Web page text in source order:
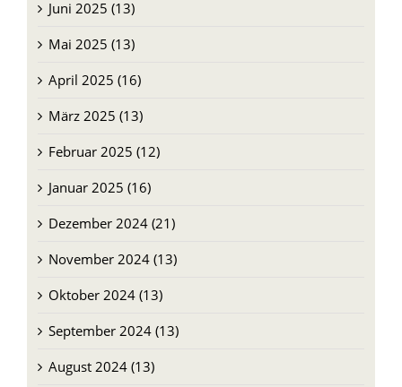
Juli 2025 (13)
Juni 2025 (13)
Mai 2025 (13)
April 2025 (16)
März 2025 (13)
Februar 2025 (12)
Januar 2025 (16)
Dezember 2024 (21)
November 2024 (13)
Oktober 2024 (13)
September 2024 (13)